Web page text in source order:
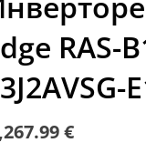
RAS-
€